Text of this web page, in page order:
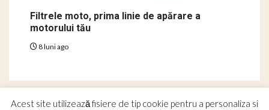
Filtrele moto, prima linie de apărare a
motorului tău
8 luni ago
Acest site utilizează fisiere de tip cookie pentru a personaliza si